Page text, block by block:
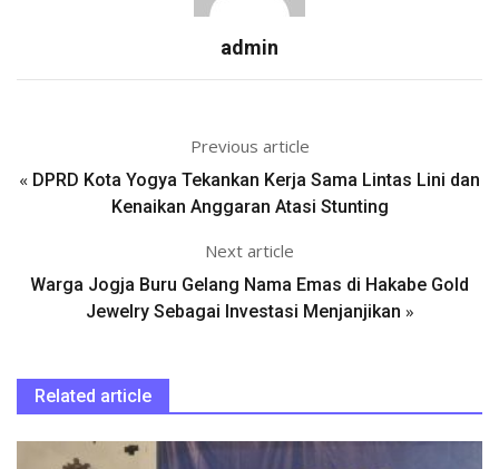
admin
Previous article
« DPRD Kota Yogya Tekankan Kerja Sama Lintas Lini dan
Kenaikan Anggaran Atasi Stunting
Next article
Warga Jogja Buru Gelang Nama Emas di Hakabe Gold
Jewelry Sebagai Investasi Menjanjikan »
Related article